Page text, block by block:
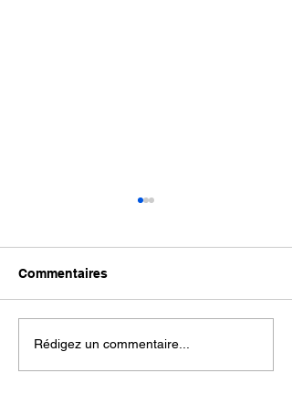
Stage Été
Commentaires
Rédigez un commentaire...